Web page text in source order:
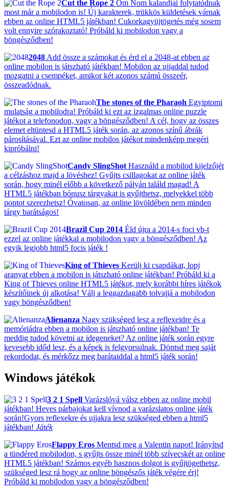
Cut the Rope 2 Om Nom kalandjai folytatódnak
most már a mobilodon is! Új karakterek, trükkös küldetések várnak
ebben az online HTML5 játékban! Cukorkagyüjtögetés még sosem
volt ennyire szórakoztató! Próbáld ki mobilodon vagy a
böngésződben!
2048 Add össze a számokat és érd el a 2048-at ebben az
online mobilon is játszható játékban! Mobilon az ujjaddal tudod
mozgatni a csempéket, amikor két azonos számú összeér,
összeadódnak.
The stones of the Pharaoh Egyiptomi
mulatság a mobilodra! Próbáld ki ezt az izgalmas online puzzle
játékot a telefonodon, vagy a böngésződben! A cél, hogy az összes
elemet eltüntesd a HTML5 játék során, az azonos színű ábrák
párosításával. Ezt az online mobilos játékot mindenképp megéri
kipróbálni!
Candy SlingShot Használd a mobilod kijelzőjét
a célzáshoz majd a lövéshez! Gyűjts csillagokat az online játék
során, hogy minél előbb a következő pályán találd magad! A
HTML5 játékban bónusz tárgyakat is gyűjthetsz, melyekkel több
pontot szerezhetsz! Óvatosan, az online lövöldében nem minden
tárgy barátságos!
Brazil Cup 2014 Éld újra a 2014-s foci vb-t
ezzel az online játékkal a mobilodon vagy a böngésződben! Az
egyik legjobb html5 focis játék !
King of Thieves Kerülj ki csapdákat, lopj
aranyat ebben a mobilon is játszható online játékban! Próbáld ki a
King of Thieves online HTML5 játékot, mely korábbi híres játékok
készítőinek új alkotása! Válj a leggazdagabb tolvajjá a mobilodon
vagy böngésződben!
Alienanza Nagy szükséged lesz a reflexeidre és a
memóriádra ebben a mobilon is játszható online játékban! Te
meddig tudod követni az idegeneket? Az online játék során egyre
kevesebb időd lesz, és a képek is felgyorsulnak. Döntsd meg saját
rekordodat, és mérkőzz meg barátaiddal a html5 játék során!
Windows játékok
3 2 1 Spell Varázslóvá válsz ebben az online mobil
játékban! Heves párbajokat kell vívnod a varázslatos online játék
során!Gyors reflexekre és ujjakra lesz szükséged ebben a html5
játékban! Játék
Flappy Eros Mentsd meg a Valentin napot! Irányítsd
a tündéred mobilodon, s gyűjts össze minél több szívecskét az online
HTML5 játékban! Számos egyéb hasznos dolgot is gyűjtögethetsz,
szükséged lesz rá hogy az online böngészős játék végére érj!
Próbáld ki mobilodon vagy a böngésződben!